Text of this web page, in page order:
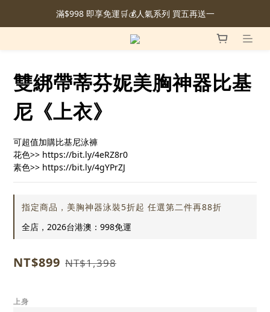
滿$998 即享免運🛒💰人氣系列 買五再送一
雙綁帶蒂芬妮美胸神器比基
尼《上衣》
可超值加購比基尼泳褲
花色>> https://bit.ly/4eRZ8r0
素色>> https://bit.ly/4gYPrZJ
指定商品，美胸神器泳裝5折起 任選第二件再88折
全店，2026台港澳：998免運
NT$899 NT$1,398
上身